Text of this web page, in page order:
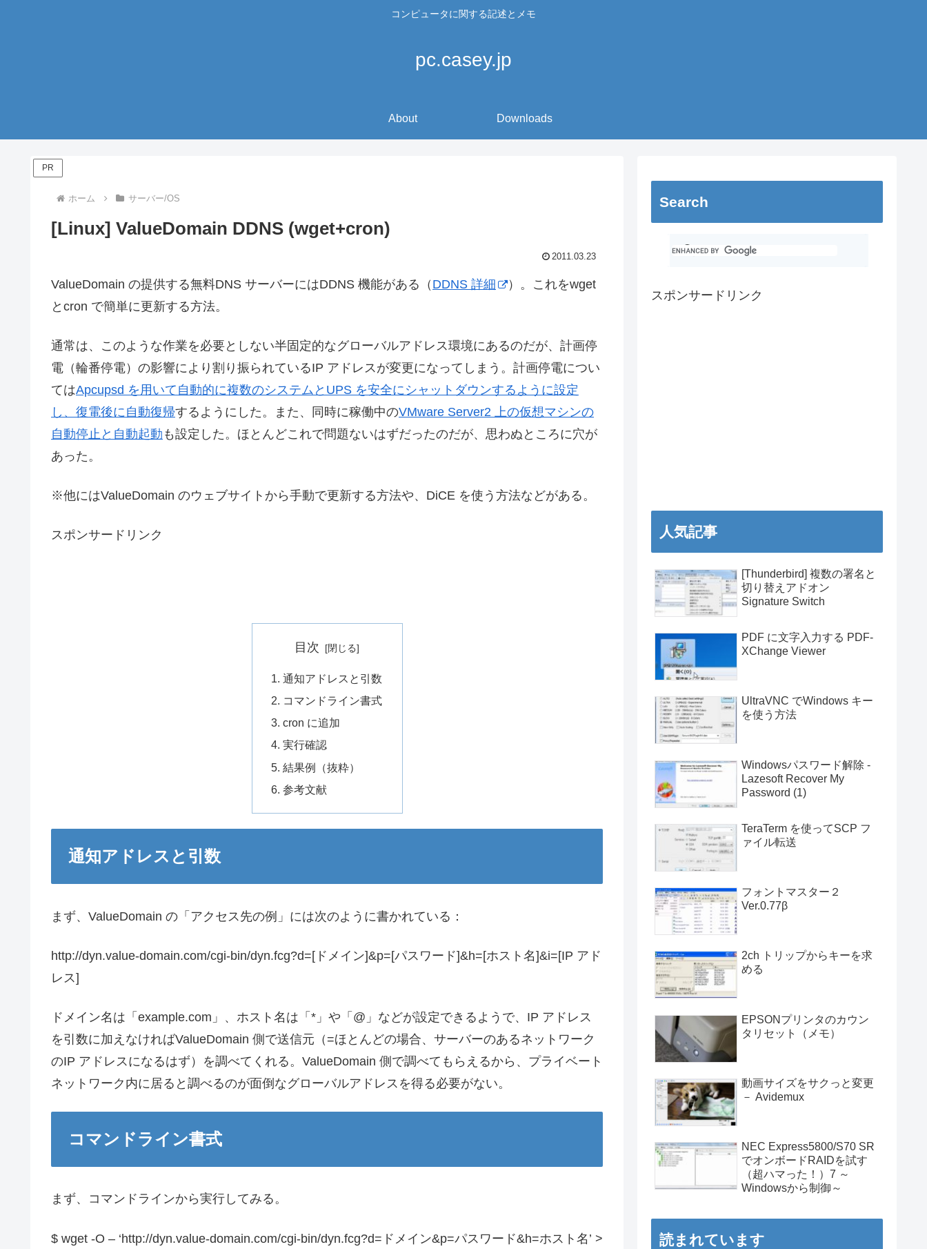
コンピュータに関する記述とメモ
pc.casey.jp
About Downloads
PR
ホーム サーバー/OS
[Linux] ValueDomain DDNS (wget+cron)
2011.03.23
ValueDomain の提供する無料DNS サーバーにはDDNS 機能がある（ DDNS 詳細
）。これをwget
とcron で簡単に更新する方法。
通常は、このような作業を必要としない半固定的なグローバルアドレス環境にあるのだが、計画停
電（輪番停電）の影響により割り振られているIP アドレスが変更になってしまう。計画停電につい
てはApcupsd を用いて自動的に複数のシステムとUPS を安全にシャットダウンするように設定
し、復電後に自動復帰するようにした。また、同時に稼働中のVMware Server2 上の仮想マシンの
自動停止と自動起動 も設定した。ほとんどこれで問題ないはずだったのだが、思わぬところに穴が
あった。
※他にはValueDomain のウェブサイトから手動で更新する方法や、DiCE を使う方法などがある。
スポンサードリンク
目次
通知アドレスと引数
コマンドライン書式
cron に追加
実行確認
結果例（抜粋）
参考文献
通知アドレスと引数
まず、ValueDomain の「アクセス先の例」には次のように書かれている：
http://dyn.value-domain.com/cgi-bin/dyn.fcg?d=[ドメイン]&p=[パスワード]&h=[ホスト名]&i=[IP アド
レス]
ドメイン名は「example.com」、ホスト名は「*」や「@」などが設定できるようで、IP アドレス
を引数に加えなければValueDomain 側で送信元（=ほとんどの場合、サーバーのあるネットワーク
のIP アドレスになるはず）を調べてくれる。ValueDomain 側で調べてもらえるから、プライベート
ネットワーク内に居ると調べるのが面倒なグローバルアドレスを得る必要がない。
コマンドライン書式
まず、コマンドラインから実行してみる。
$ wget -O – ‘http://dyn.value-domain.com/cgi-bin/dyn.fcg?d=ドメイン&p=パスワード&h=ホスト名’ >
Search
スポンサードリンク
人気記事
[Thunderbird] 複数の署名と
切り替えアドオン
Signature Switch
PDF に文字入力する PDF-
XChange Viewer
UltraVNC でWindows キー
を使う方法
Windowsパスワード解除 -
Lazesoft Recover My
Password (1)
TeraTerm を使ってSCP フ
ァイル転送
フォントマスター２
Ver.0.77β
2ch トリップからキーを求
める
EPSONプリンタのカウン
タリセット（メモ）
動画サイズをサクっと変更
－ Avidemux
NEC Express5800/S70 SR
でオンボードRAIDを試す
（超ハマった！）7 ～
Windowsから制御～
読まれています